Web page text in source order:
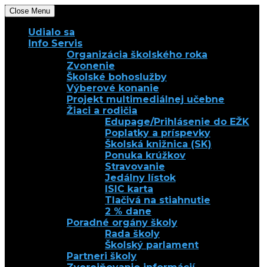
Close Menu
Udialo sa
Info Servis
Organizácia školského roka
Zvonenie
Školské bohoslužby
Výberové konanie
Projekt multimediálnej učebne
Žiaci a rodičia
Edupage/Prihlásenie do EŽK
Poplatky a príspevky
Školská knižnica (SK)
Ponuka krúžkov
Stravovanie
Jedálny lístok
ISIC karta
Tlačivá na stiahnutie
2 % dane
Poradné orgány školy
Rada školy
Školský parlament
Partneri školy